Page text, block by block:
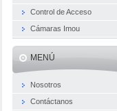
Control de Acceso
Cámaras Imou
MENÚ
Nosotros
Contáctanos